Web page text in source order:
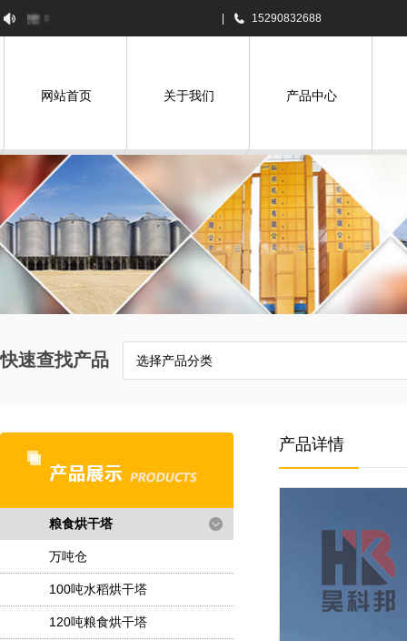
焦作市科邦农机设备有限公司欢迎您！
15290832688
网站首页 关于我们 产品中心
快速查找产品 选择产品分类
粮食烘干塔
万吨仓
100吨水稻烘干塔
120吨粮食烘干塔
产品详情